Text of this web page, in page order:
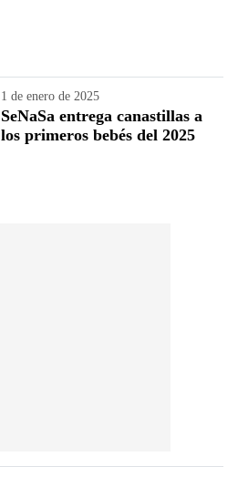
1 de enero de 2025
SeNaSa entrega canastillas a
los primeros bebés del 2025